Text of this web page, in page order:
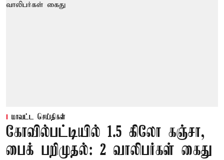
மாவட்ட செய்திகள்
கோவில்பட்டியில் 1.5 கிலோ கஞ்சா,
பைக் பறிமுதல்: 2 வாலிபர்கள் கைது